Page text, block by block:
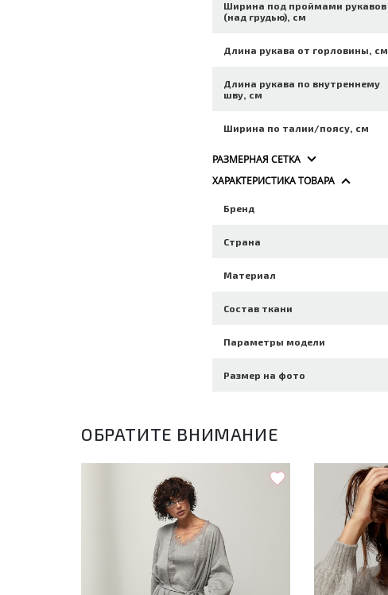
Ширина под проймами рукавов
(над грудью), см
Длина рукава от горловины, см
Длина рукава по внутреннему
шву, см
Ширина по талии/поясу, см
РАЗМЕРНАЯ СЕТКА
ХАРАКТЕРИСТИКА ТОВАРА
Бренд
Страна
Материал
Состав ткани
Параметры модели
Размер на фото
ОБРАТИТЕ ВНИМАНИЕ